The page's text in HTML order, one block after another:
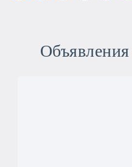
Объявления